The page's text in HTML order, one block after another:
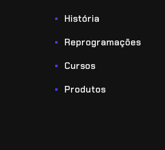
História
Reprogramações
Cursos
Produtos